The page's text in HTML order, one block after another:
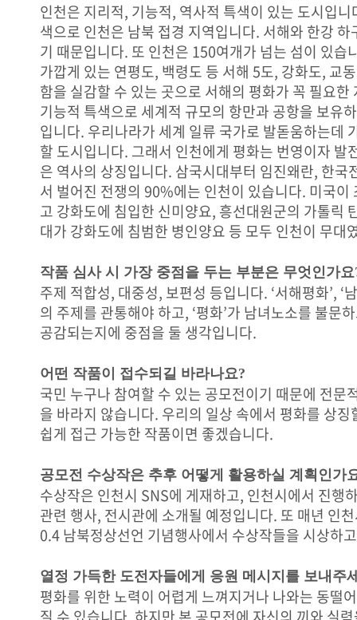
인천은 지리적, 기능적, 역사적 특색이 있는 도시입
색으로 인천은 남북 접경 지역입니다. 서해와 한강
기 때문입니다. 또 인천은 150여개가 넘는 섬이 있습
가깝게 있는 연평도, 백령도 등 서해 5도, 강화도, 교
함을 실감할 수 있는 곳으로 서해의 평화가 꼭 필요한
기능적 특색으로 세계적 규모의 항만과 공항을 보유
입니다. 우리나라가 세계 일류 국가로 발돋움하는데
할 도시입니다. 그래서 인천에게 평화는 번영이자 발
은 역사의 상징입니다. 삼국시대부터 임진왜란, 한국
서 벌어진 전쟁의 90%에는 인천이 있습니다. 미국이
고 강화도에 침입한 신미양요, 흥선대원군의 가톨릭
대가 강화도에 침범한 병인양요 등 모두 인천이 무대
작품 심사 시 가장 중점을 두는 부분은 무엇인가요
주제 적합성, 대중성, 보편성 등입니다. ‘서해평화’, ‘
의 주제를 관통해야 하고, ‘평화’가 남녀노소를 불문
공감되는지에 중점을 둘 생각입니다.
어떤 작품이 접수되길 바라나요?
국민 누구나 참여할 수 있는 공모전이기 때문에 전문
을 바라지 않습니다. 우리의 일상 속에서 평화를 상징
쉽게 접근 가능한 작품이면 좋겠습니다.
공모전 수상작은 추후 어떻게 활용하실 계획인가
수상작은 인천시 SNS에 게재하고, 인천시에서 진행
관련 행사, 전시관에 소개될 예정입니다. 또 매년 인
0.4 남북정상선언 기념행사에서 수상작들을 시상하
열정 가득한 도전자들에게 응원 메시지를 보내주
평화를 위한 노력이 어렵게 느껴지거나 나와는 동떨